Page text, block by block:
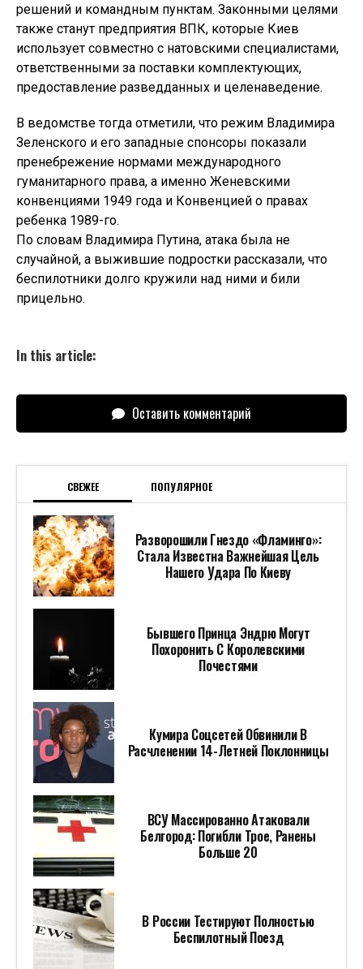
решений и командным пунктам. Законными целями
также станут предприятия ВПК, которые Киев
использует совместно с натовскими специалистами,
ответственными за поставки комплектующих,
предоставление разведданных и целенаведение.
В ведомстве тогда отметили, что режим Владимира
Зеленского и его западные спонсоры показали
пренебрежение нормами международного
гуманитарного права, а именно Женевскими
конвенциями 1949 года и Конвенцией о правах
ребенка 1989-го.
По словам Владимира Путина, атака была не
случайной, а выжившие подростки рассказали, что
беспилотники долго кружили над ними и били
прицельно.
In this article:
Оставить комментарий
СВЕЖЕЕ ПОПУЛЯРНОЕ
Разворошили Гнездо «Фламинго»:
Стала Известна Важнейшая Цель
Нашего Удара По Киеву
Бывшего Принца Эндрю Могут
Похоронить С Королевскими
Почестями
Кумира Соцсетей Обвинили В
Расчленении 14-Летней Поклонницы
ВСУ Массированно Атаковали
Белгород: Погибли Трое, Ранены
Больше 20
В России Тестируют Полностью
Беспилотный Поезд